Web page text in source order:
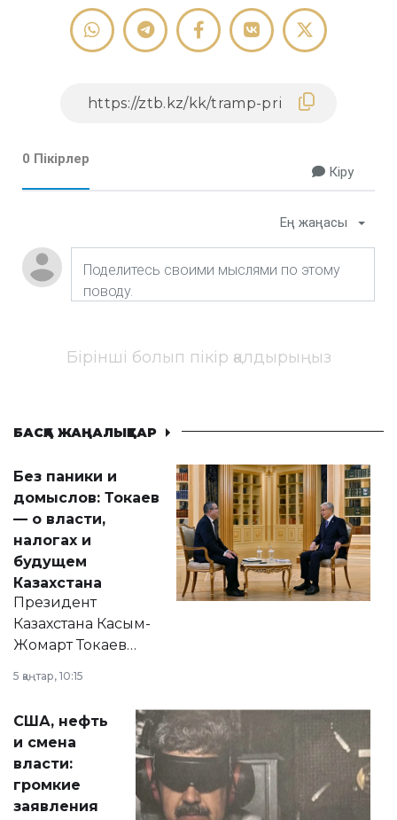
0 Пікірлер
Кіру
Ең жаңасы
Бірінші болып пікір қалдырыңыз
БАСҚА ЖАҢАЛЫҚТАР
Без паники и
домыслов: Токаев
— о власти,
налогах и
будущем
Казахстана
Президент
Казахстана Касым-
Жомарт Токаев
сразу несколько
актуальных тем —
от слухов о
политических
реформах до
вопросов армии,
экономики и
5 қаңтар, 10:15
США, нефть
и смена
власти:
громкие
заявления